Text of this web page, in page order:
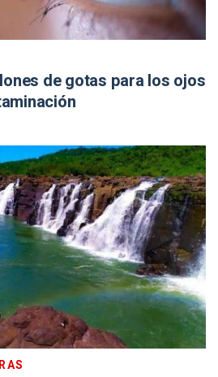
de gotas para los ojos